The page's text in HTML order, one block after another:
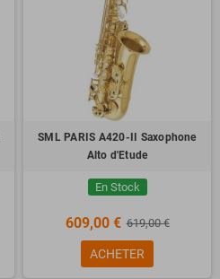
SML PARIS A420-II Saxophone
Alto d'Etude
En Stock
609,00 € 619,00 €
ACHETER